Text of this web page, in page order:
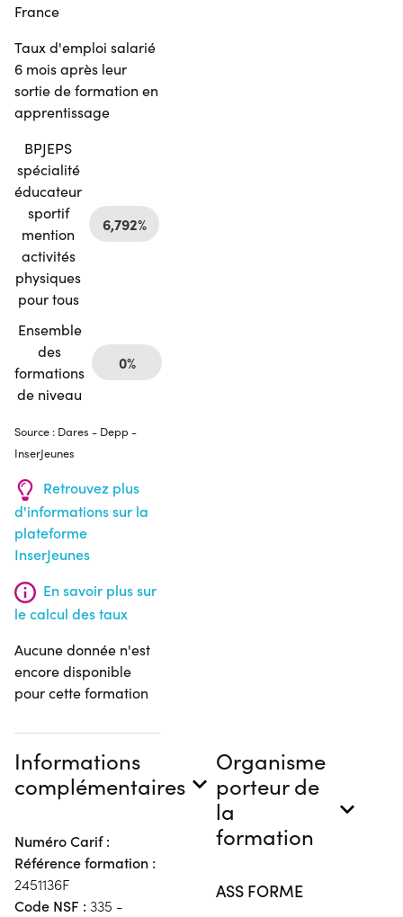
France
Taux d'emploi salarié
6 mois après leur
sortie de formation en
apprentissage
BPJEPS
spécialité
éducateur
sportif
mention
activités
physiques
pour tous
6,792%
Ensemble
des
formations
de niveau
0%
Source : Dares - Depp -
InserJeunes
Retrouvez plus
d'informations sur la
plateforme
InserJeunes
En savoir plus sur
le calcul des taux
Aucune donnée n'est
encore disponible
pour cette formation
Informations
complémentaires
Numéro Carif :
Référence formation :
2451136F
Code NSF : 335 -
Organisme
porteur de
la
formation
ASS FORME